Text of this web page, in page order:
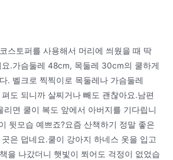
스토퍼를 사용해서 머리에 씌웠을 때 딱
.가슴둘레 48cm, 목둘레 30cm의 쿨하게
. 벨크로 찍찍이로 목둘레나 가슴둘레
도 되니까 살찌거나 빼도 괜찮아요.남편
리면 쿨이 복도 앞에서 아버지를 기다립니
뒷모습 예쁘죠?요즘 산책하기 정말 좋은
은 덥네요.쿨이 강아지 하네스 옷을 입고
을 나갔더니 햇빛이 쬐어도 걱정이 없었습